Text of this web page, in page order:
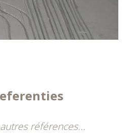
références...